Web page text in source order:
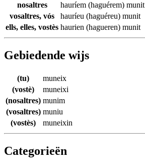
nosaltres
hauríem (haguérem) munit
vosaltres, vós
hauríeu (haguéreu) munit
ells, elles, vostès haurien (hagueren) munit
Gebiedende wijs
(tu)
muneix
(vostè)
muneixi
(nosaltres) munim
(vosaltres) muniu
(vostès)
muneixin
Categorieën